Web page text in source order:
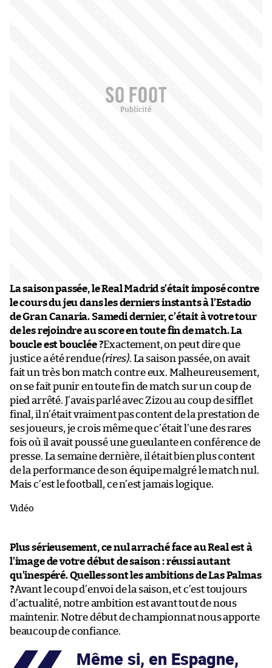
La saison passée, le Real Madrid s’était imposé contre
le cours du jeu dans les derniers instants à l’Estadio
de Gran Canaria. Samedi dernier, c’était à votre tour
de les rejoindre au score en toute fin de match. La
boucle est bouclée ?Exactement, on peut dire que
justice a été rendue(rires). La saison passée, on avait
fait un très bon match contre eux. Malheureusement,
on se fait punir en toute fin de match sur un coup de
pied arrêté. J’avais parlé avec Zizou au coup de sifflet
final, il n’était vraiment pas content de la prestation de
ses joueurs, je crois même que c’était l’une des rares
fois où il avait poussé une gueulante en conférence de
presse. La semaine dernière, il était bien plus content
de la performance de son équipe malgré le match nul.
Mais c’est le football, ce n’est jamais logique.
Vidéo
Plus sérieusement, ce nul arraché face au Real est à
l’image de votre début de saison : réussi autant
qu’inespéré. Quelles sont les ambitions de Las Palmas
?Avant le coup d’envoi de la saison, et c’est toujours
d’actualité, notre ambition est avant tout de nous
maintenir. Notre début de championnat nous apporte
beaucoup de confiance.
Même si, en Espagne,